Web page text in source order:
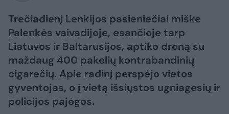
Trečiadienį Lenkijos pasieniečiai miške
Palenkės vaivadijoje, esančioje tarp
Lietuvos ir Baltarusijos, aptiko droną su
maždaug 400 pakelių kontrabandinių
cigarečių. Apie radinį perspėjo vietos
gyventojas, o į vietą išsiųstos ugniagesių ir
policijos pajėgos.